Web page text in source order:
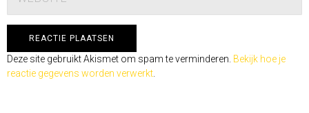
Deze site gebruikt Akismet om spam te verminderen. Bekijk hoe je
reactie gegevens worden verwerkt.